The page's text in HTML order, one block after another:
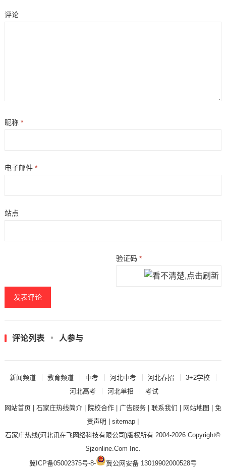
评论
昵称 *
电子邮件 *
站点
验证码*
评论列表 人参与
新闻频道 教育频道 中考 河北中考 河北春招
3+2学校
河北高考
河北单招 考试
网站首页| 石家庄热线简介| 院校合作| 广告服务| 联系我们 网站地图
免
责声明
|sitemap
石家庄热线(河北讯在飞网络科技有限公司)版权所有 2004-2026 Copyright©
Sjzonline.Com Inc.
冀ICP备05002375号-8- 冀公网安备 13019902000528号